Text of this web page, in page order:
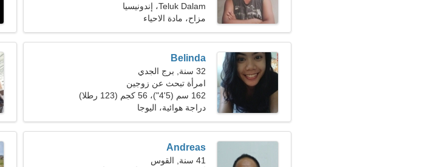
Teluk Dalam، إندونيسيا
مزاح، مادة الاحياء
Belinda
32 سنة, برج الجدي
امرأة تبحث عن زوجين
162 سم (5'4")، 56 كجم (123 رطلا)
دراجة هوائية، اليوجا
Andreas
41 سنة, القوس